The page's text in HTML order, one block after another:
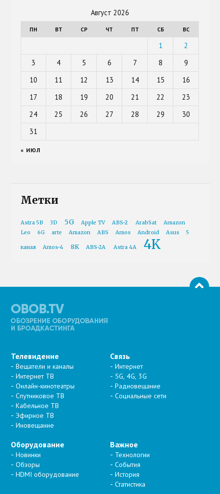
Август 2026
ПН ВТ СР ЧТ ПТ СБ ВС
1
2
3
4 5 6 7 8
9
10
11 12 13 14 15
16
17
18 19 20 21 22
23
24
25 26 27 28 29
30
31
« ИЮЛ
Метки
Astra 5B 3D 5G Apple TV ABS-2 ArabSat
Amazon
Leo
6G arte Amazon ABS Amos Android Asus 5
канал Amos-4 8K ABS-2A Astra 4A 4K
Телевидение
Вещатели и каналы
Интернет ТВ
Онлайн-кинотеатры
Спутниковое ТВ
Кабельное ТВ
Эфирное ТВ
Иновещание
Связь
Интернет
5G, 4G, 3G
Радиовещание
Социальные сети
Оборудование
Новинки
Обзоры
HDMI оборудование
Важное
Технологии
События
История
Статистика